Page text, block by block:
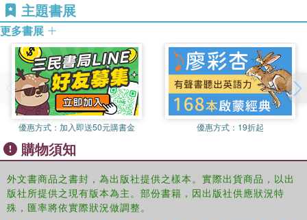
political player.
European security in a future when the United States may
no longer be a reliable partner. Leading security scholars
offer a multifaceted approach to the changing role and
meaning of national security into the future. They look at
European security issues from the perspective of small
states and seek to broaden the concept of security beyond
traditional domestic policing or national defense.
主題書展
更多書展
優惠方式： 加入即送50元購書金 優惠方式： 19折起
購物須知
外文書商品之書封，為出版社提供之樣本。實際出貨商品，以出
版社所提供之現有版本為主。部份書籍，因出版社供應狀況特
殊，匯率將依實際狀況做調整。